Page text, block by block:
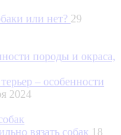
или нет? 29
– особенности
2024
вязать собак 18